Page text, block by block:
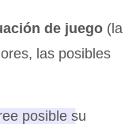
de juego (la
las posibles
posible su